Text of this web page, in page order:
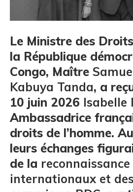
Le Ministre des
la République
Congo, Maître
Kabuya Tanda, a
10 juin 2026 Isabelle
Ambassadrice
droits de l’homme.
leurs échanges
de la
internationaux et